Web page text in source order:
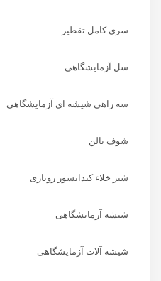
سری کامل تقطیر
سل آزمایشگاهی
سه راهی شیشه ای آزمایشگاهی
شوف بالن
شیر خلاء کندانسور روتاری
شیشه آزمایشگاهی
شیشه آلات آزمایشگاهی